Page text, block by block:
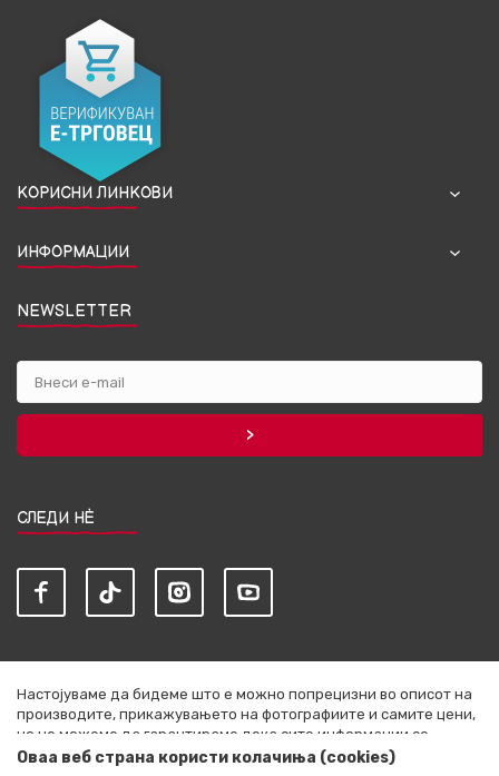
КОРИСНИ ЛИНКОВИ
ИНФОРМАЦИИ
NEWSLETTER
СЛЕДИ НЀ
Настојуваме да бидеме што е можно попрецизни во описот на
производите, прикажувањето на фотографиите и самите цени,
но не можеме да гарантираме дека сите информации се
комплетни и без грешки. Сите артикли прикажани на сајтот се
Оваа веб страна користи колачиња (cookies)